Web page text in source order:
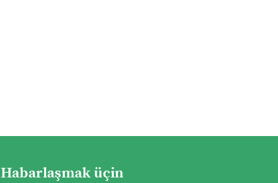
Habarlaşmak üçin